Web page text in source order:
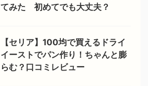
てみた 初めてでも大丈夫？
【セリア】100均で買えるドライ
イーストでパン作り！ちゃんと膨
らむ？口コミレビュー